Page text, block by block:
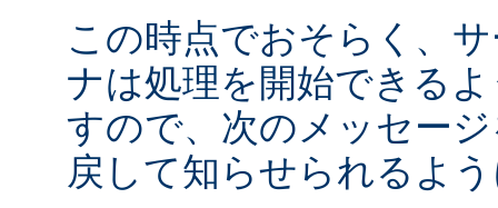
この時点でおそらく、
ナは処理を開始できる
すので、次のメッセー
戻して知らせられるよ